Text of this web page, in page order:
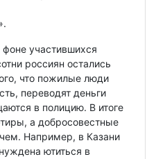
участившихся
россиян остались
что пожилые люди
переводят деньги
в полицию. В итоге
а добросовестные
Например, в Казани
ютиться в